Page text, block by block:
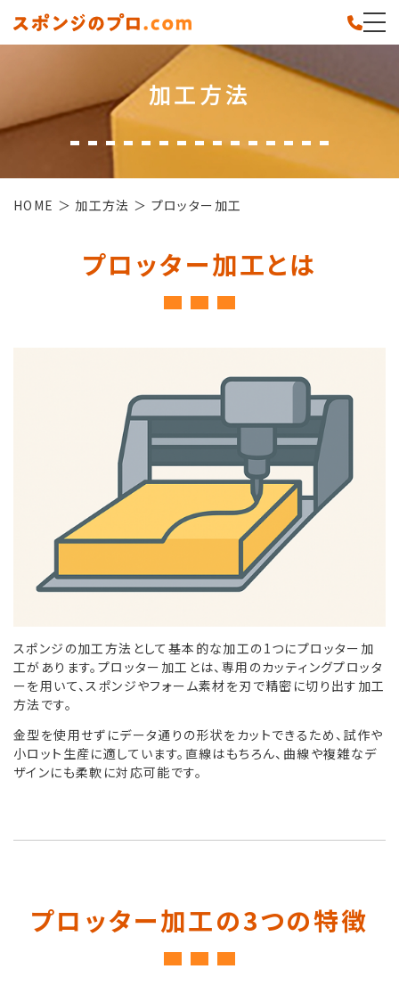
加工方法
HOME 加工方法 プロッター加工
プロッター加工とは
スポンジの加工方法として基本的な加工の1つにプロッター加
工があります。プロッター加工とは、専用のカッティングプロッタ
ーを用いて、スポンジやフォーム素材を刃で精密に切り出す加工
方法です。
金型を使用せずにデータ通りの形状をカットできるため、試作や
小ロット生産に適しています。直線はもちろん、曲線や複雑なデ
ザインにも柔軟に対応可能です。
プロッター加工の3つの特徴